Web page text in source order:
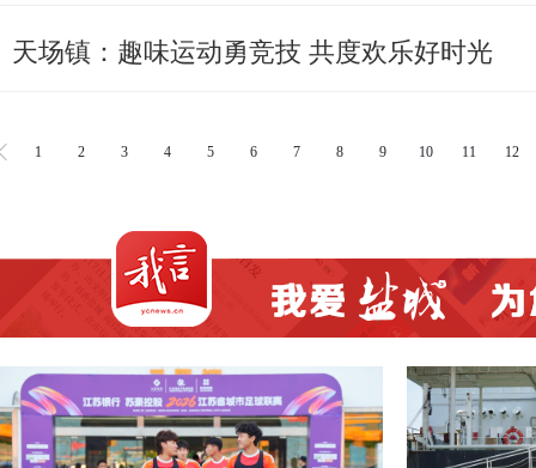
天场镇：趣味运动勇竞技 共度欢乐好时光
1 2 3 4 5 6 7 8 9 10 11 12